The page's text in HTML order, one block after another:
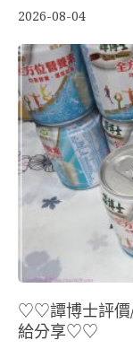
2026-08-04
♡♡譚博士評價/
給分享♡♡